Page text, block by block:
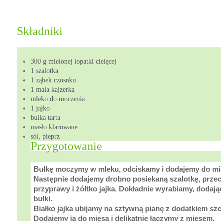
Składniki
300 g mielonej łopatki cielęcej
1 szalotka
1 ząbek czosnku
1 mała kajzerka
mleko do moczenia
1 jajko
bułka tarta
masło klarowane
sól, pieprz
Przygotowanie
Bułkę moczymy w mleku, odciskamy i dodajemy do
Następnie dodajemy drobno posiekaną szalotkę,
przyprawy i żółtko jajka. Dokładnie wyrabiamy,
bułki.
Białko jajka ubijamy na sztywną pianę z dodatkiem
Dodajemy ją do mięsa i delikatnie łączymy z mięsem.